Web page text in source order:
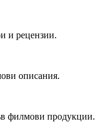
и рецензии.
описания.
филмови продукции.